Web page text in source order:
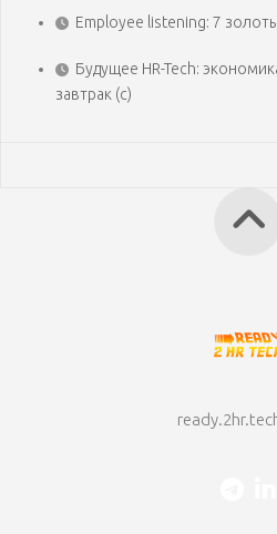
Employee listening: 7
Будущее HR-Tech:
завтрак (с)